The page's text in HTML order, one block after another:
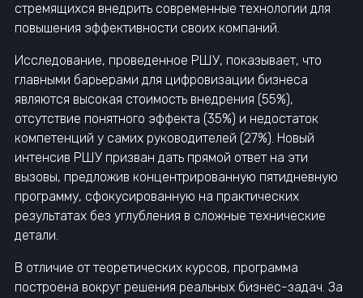
стремящихся внедрить современные технологии для
повышения эффективности своих компаний.
Исследование, проведенное РШУ, показывает, что
главными барьерами для цифровизации бизнеса
являются высокая стоимость внедрения (55%),
отсутствие понятного эффекта (35%) и недостаток
компетенций у самих руководителей (27%). Новый
интенсив РШУ призван дать прямой ответ на эти
вызовы, предложив концентрированную пятидневную
программу, сфокусированную на практических
результатах без углубления в сложные технические
детали.
В отличие от теоретических курсов, программа
построена вокруг решения реальных бизнес-задач. За